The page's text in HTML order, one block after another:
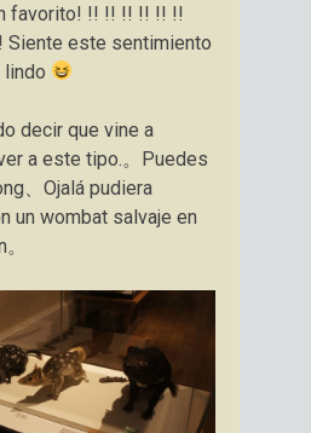
favorito! !! !! !! !! !! !!
Siente este sentimiento
lindo
decir que vine a
a este tipo.。Puedes
、Ojalá pudiera
un wombat salvaje en